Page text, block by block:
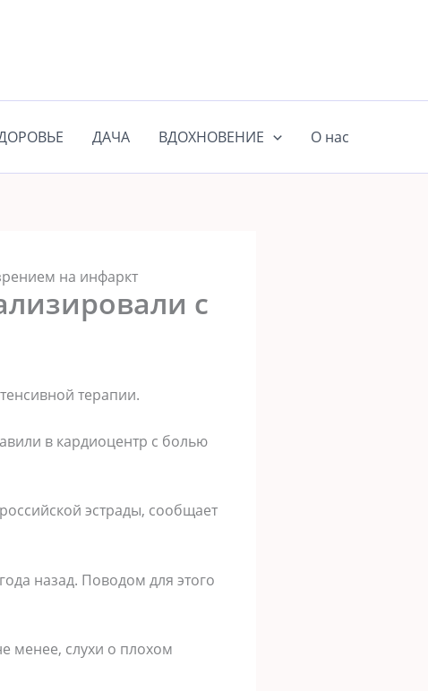
ДАЧА ВДОХНОВЕНИЕ О нас
на инфаркт
с
терапии.
в кардиоцентр с болью
эстрады, сообщает
назад. Поводом для этого
менее, слухи о плохом